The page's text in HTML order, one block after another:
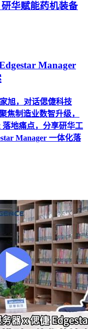
华赋能药机装备
Manager
旭，对话偲倢科技
焦制造业数智升级，
地痛点，分享研华工
Manager 一体化落